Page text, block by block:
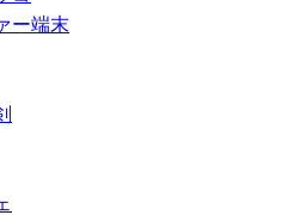
ー端末